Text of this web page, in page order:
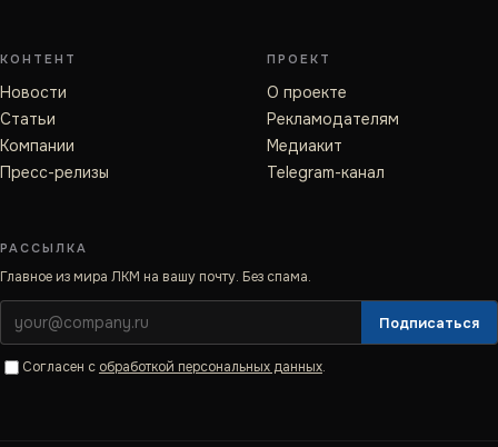
КОНТЕНТ
Новости
Статьи
Компании
Пресс-релизы
ПРОЕКТ
О проекте
Рекламодателям
Медиакит
Telegram-канал
РАССЫЛКА
Главное из мира ЛКМ на вашу почту. Без спама.
Подписаться
Согласен с обработкой персональных данных.